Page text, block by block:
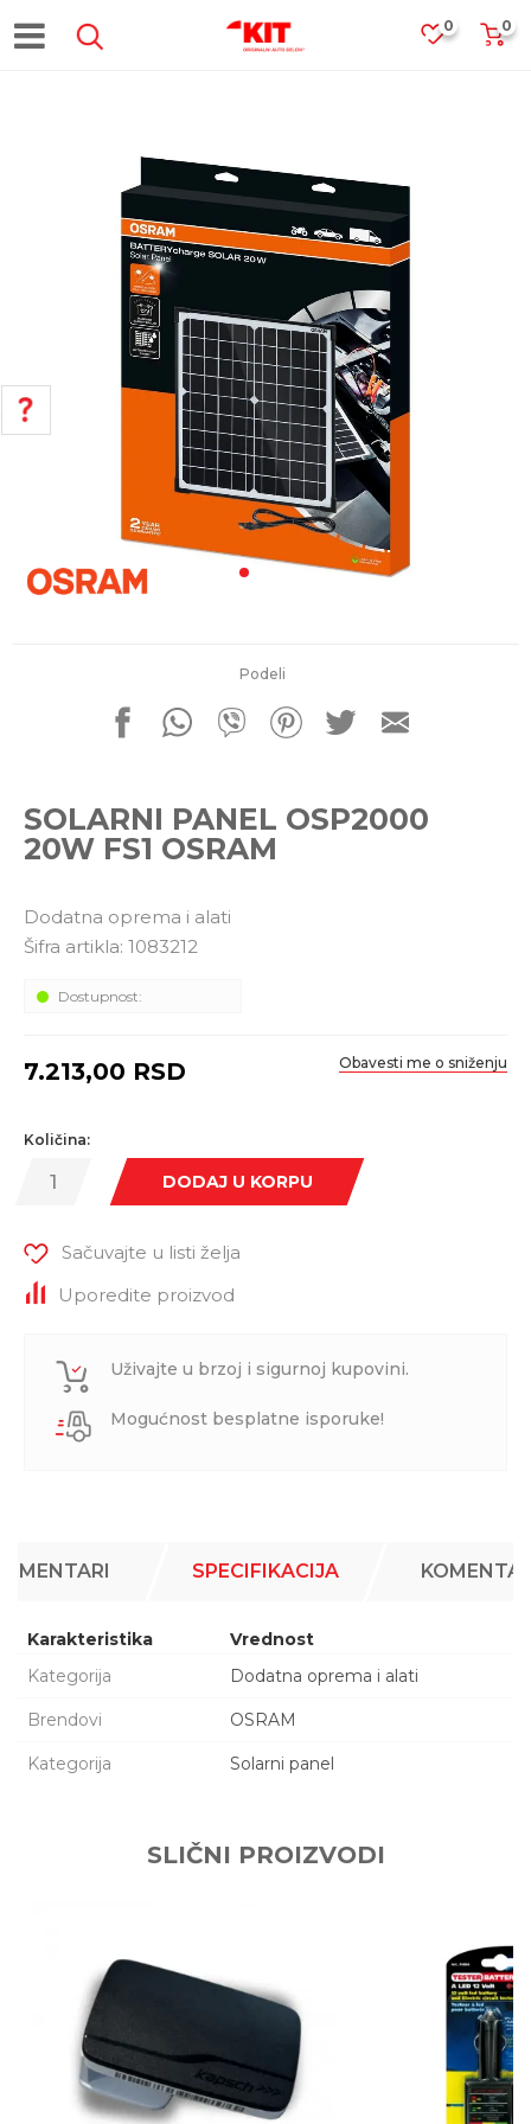
0
0
Podeli
SOLARNI PANEL OSP2000
20W FS1 OSRAM
Dodatna oprema i alati
Šifra artikla: 1083212
Dostupnost:
7.213,00 RSD Obavesti me o sniženju
Količina:
DODAJ U KORPU
Sačuvajte u listi želja
Uporedite proizvod
Uživajte u brzoj i sigurnoj kupovini.
Mogućnost besplatne isporuke!
POMOĆ PRI KUPOVINI
Za više informacija, pomoć i
porudžbine
011 4427900
Pišite nam
office@kitcommerce.rs
SPECIFIKACIJA
Karakteristika
Vrednost
Kategorija
Dodatna oprema i alati
Brendovi OSRAM
Kategorija Solarni panel
SLIČNI PROIZVODI